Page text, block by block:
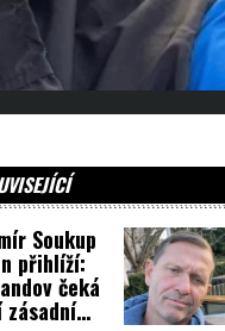
Soukup
přihlíží:
čeká
zásadní